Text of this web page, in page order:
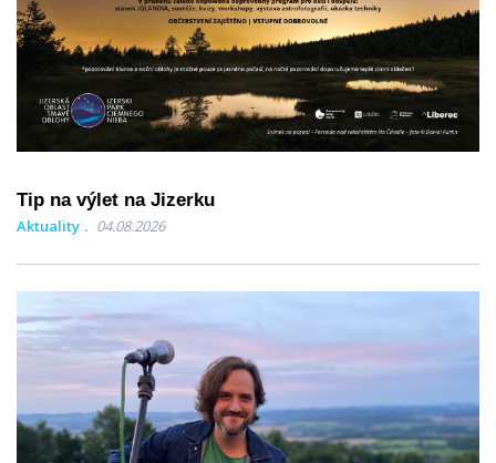
Tip na výlet na Jizerku
Aktuality 04.08.2026